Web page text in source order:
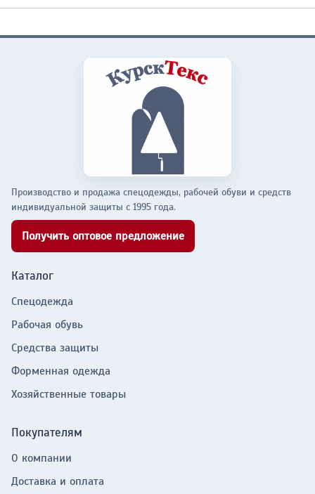
Производство и продажа спецодежды, рабочей обуви и средств
индивидуальной защиты с 1995 года.
Получить оптовое предложение
Каталог
Спецодежда
Рабочая обувь
Средства защиты
Форменная одежда
Хозяйственные товары
Покупателям
О компании
Доставка и оплата